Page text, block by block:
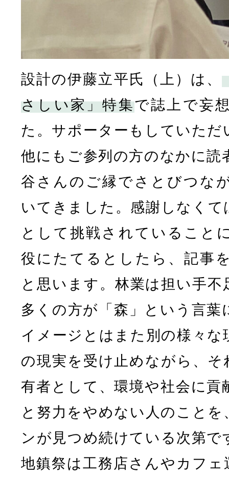
設計の伊藤立平氏（上）は、
さしい家」特集で誌上で妄
た。サポーターもしていただ
他にもご参列の方のなかに読
谷さんのご縁でさとびつな
いてきました。感謝しなく
として挑戦されていること
役にたてるとしたら、記事
と思います。林業は担い手
多くの方が「森」という言
イメージとはまた別の様々
の現実を受け止めながら、
有者として、環境や社会に貢
と努力をやめない人のこと
ンが見つめ続けている次第で
地鎮祭は工務店さんやカフェ